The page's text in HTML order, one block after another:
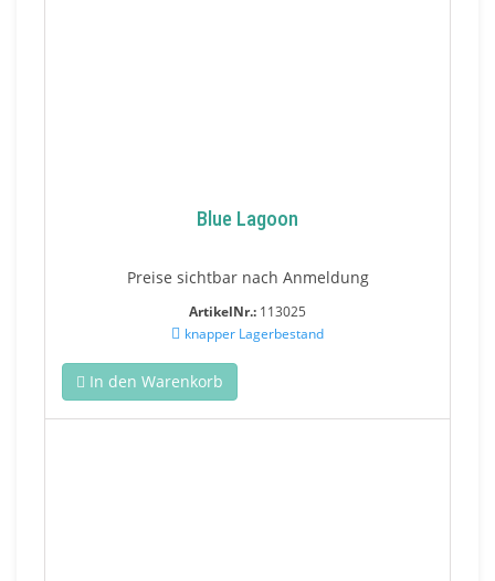
Blue Lagoon
Preise sichtbar nach Anmeldung
ArtikelNr.: 113025
knapper Lagerbestand
In den Warenkorb